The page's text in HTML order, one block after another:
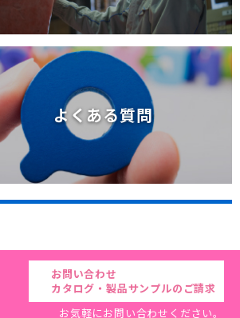
よくある質問
よくある質問
お問い合わせ
カタログ・製品サンプルのご請求
お気軽にお問い合わせください。